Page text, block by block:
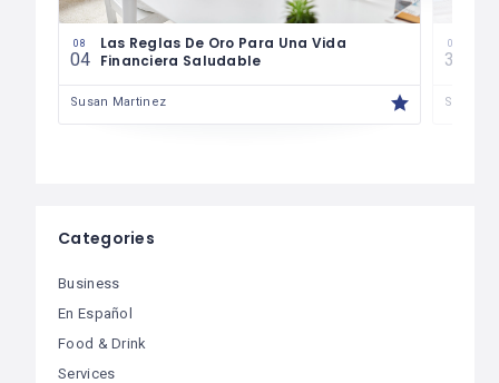
08
04
Las Reglas De Oro Para Una Vida
Financiera Saludable
Susan Martinez
07
30
Susan
Categories
Business
En Español
Food & Drink
Services